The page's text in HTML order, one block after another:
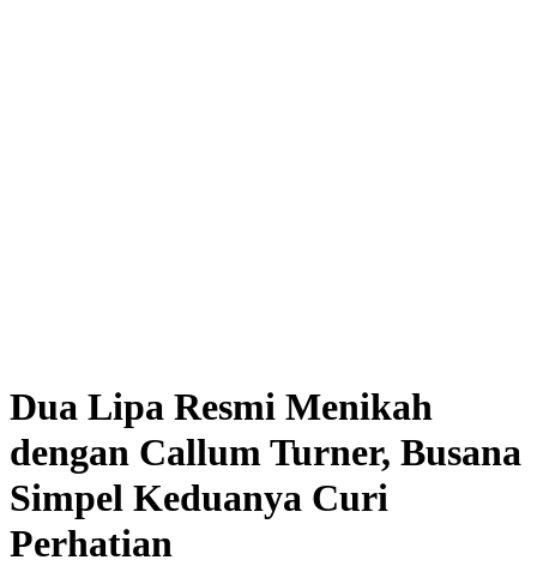
Dua Lipa Resmi Menikah
dengan Callum Turner, Busana
Simpel Keduanya Curi
Perhatian